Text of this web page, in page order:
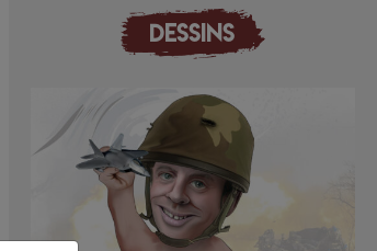
DESSINS